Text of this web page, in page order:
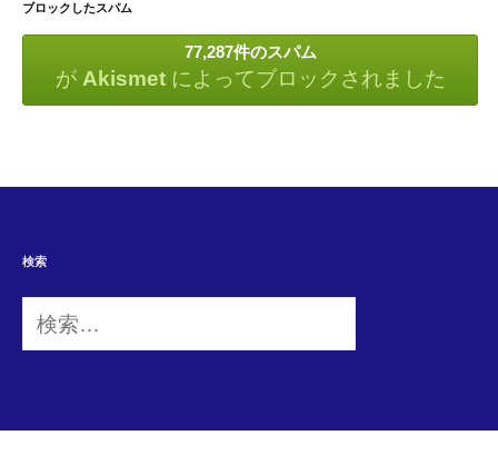
ブロックしたスパム
77,287件のスパム
が Akismetによってブロックされました
検索
検
索: